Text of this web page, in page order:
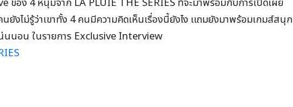
ยังไม่รู้ว่าเขาทั้ง 4 คนมีความคิดเห็นเรื่องนี้ยังไง แถมยังมาพร้อมเกมส์สนุก
นนอน ในรายการ Exclusive Interview